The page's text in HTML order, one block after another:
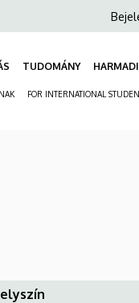
fiók
TUDOMÁNY
FOR INTERNATIONAL